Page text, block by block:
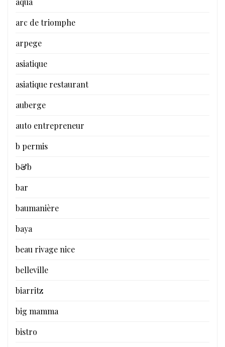
arc de triomphe
arpege
asiatique
asiatique restaurant
auberge
auto entrepreneur
b permis
b&b
bar
baumanière
baya
beau rivage nice
belleville
biarritz
big mamma
bistro